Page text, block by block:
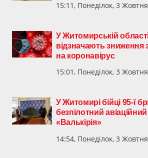
15:11, Понеділок, 3
У Житомирській
відзначають зниження
на коронавірус
15:01, Понеділок, 3
​У Житомирі бійці 95-ї
безпілотний
«Валькірія»
14:54, Понеділок, 3